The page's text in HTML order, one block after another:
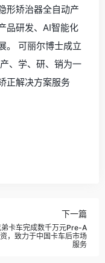
形矫治器全自动产
品研发、AI智能化
。 可丽尔博士成立
、学、研、销为一
正解决方案服务
下一篇
弟卡车完成数千万元Pre-A
，致力于中国卡车后市场
服务